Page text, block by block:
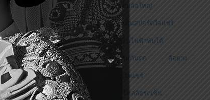
รถเข็นพับได้ รถเข็นล้อใหญ่
รถเข็นวีลแชร์ รถเข็นสปอร์ตวีลแชร์
รถเข็นไฟฟ้า รถเข็นไฟฟ้าพับได้
ราวกั้นเตียงแบบสไลด์เสริมกันตก ล้อยาง
ล้อรถเข็น สปอร์ตวีลแชร์
อะไหล่ล้อยาง อะไหล่ล้อรถเข็น